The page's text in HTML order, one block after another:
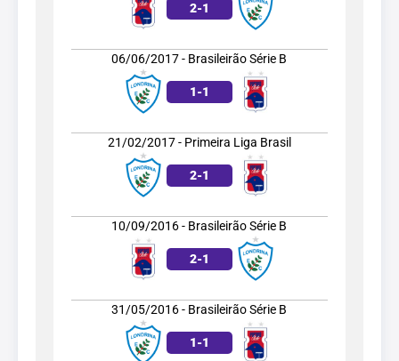
2-1
06/06/2017 - Brasileirão Série B
1-1
21/02/2017 - Primeira Liga Brasil
2-1
10/09/2016 - Brasileirão Série B
2-1
31/05/2016 - Brasileirão Série B
1-1